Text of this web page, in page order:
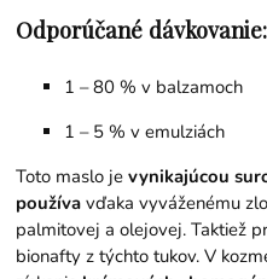
Odporúčané dávkovanie:
1 – 80 % v balzamoch
1 – 5 % v emulziách
Toto maslo jevynikajúcou
používa vďaka vyváženému
palmitovej a olejovej. Taktiež
bionafty z týchto tukov. V